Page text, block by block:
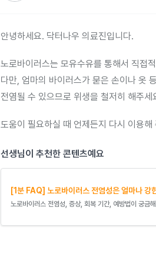
안녕하세요. 닥터나우 의료진입니다.
노로바이러스는 모유수유를 통해서 직접
다만, 엄마의 바이러스가 묻은 손이나 옷
전염될 수 있으므로 위생을 철저히 해주세
도움이 필요하실 때 언제든지 다시 이용해
선생님이 추천한 콘텐츠예요
[1분 FAQ] 노로바이러스 전염성은 얼마나 강
노로바이러스 전염성, 증상, 회복 기간, 예방법이 궁금